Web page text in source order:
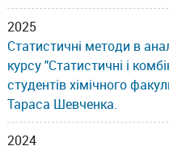
2025
Статистичні методи в
курсу "Статистичні і
студентів хімічного
Тараса Шевченка.
2024